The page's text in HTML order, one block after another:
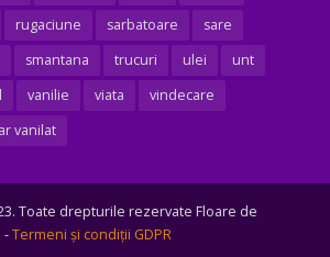
rugaciune sarbatoare
sare
smantana trucuri ulei
unt
vanilie viata
vindecare
vanilat
Toate drepturile rezervate Floare de
-Termeni şi condiţii GDPR